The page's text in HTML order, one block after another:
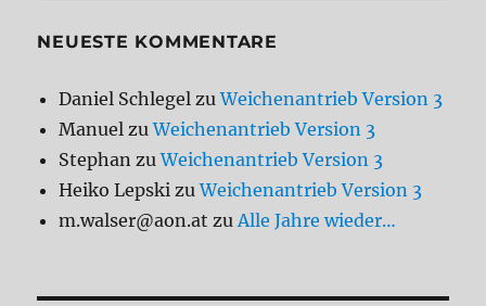
NEUESTE KOMMENTARE
Daniel Schlegel zuWeichenantrieb Version 3
Manuel zuWeichenantrieb Version 3
Stephan zuWeichenantrieb Version 3
Heiko Lepski zuWeichenantrieb Version 3
m.walser@aon.at zu Alle Jahre wieder…